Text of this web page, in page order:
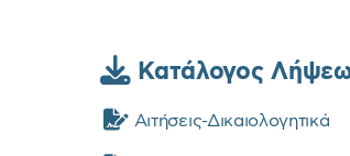
Κατάλογος
Αιτήσεις-Δικαιολογητικά